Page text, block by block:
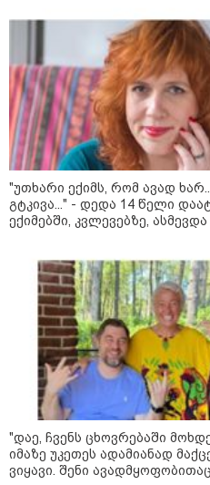
კატეგორიის ყველა
უნდა
ახლა
"ეს
"უთხარი ექიმს, რომ ავად
გტკივა..." - დედა 14 წელი
ექიმებში, კვლევებზე,
"დაე, ჩვენს ცხოვრებაში მოხდეს
იმაზე უკეთეს ადამიანად
ვიყავი. შენი